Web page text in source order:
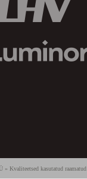
Kvaliteetsed kasutatud raamatud